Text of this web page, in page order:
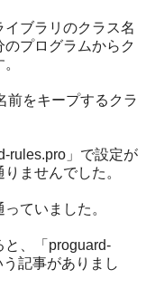
ブラリのクラス名
プログラムからク
前をキープするクラ
rules.pro」で設定が
ませんでした。
ていました。
と、「proguard-
記事がありまし